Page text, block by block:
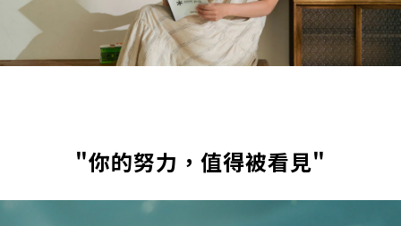
"你的努力，值得被看見"